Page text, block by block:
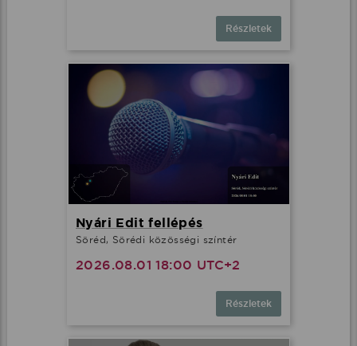
Részletek
Nyári Edit fellépés
Söréd, Sörédi közösségi színtér
2026.08.01 18:00 UTC+2
Részletek